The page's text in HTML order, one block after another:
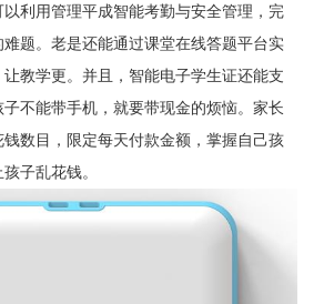
利用管理平成智能考勤与安全管理，完
题。老是还能通过课堂在线答题平台实
教学更。并且，智能电子学生证还能支
不能带手机，就要带现金的烦恼。家长
数目，限定每天付款金额，掌握自己孩
子乱花钱。